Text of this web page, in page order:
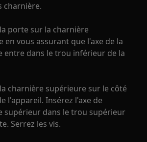
charnière.
porte sur la charnière
en vous assurant que l'axe de la
entre dans le trou inférieur de la
charnière supérieure sur le côté
l'appareil. Insérez l'axe de
supérieur dans le trou supérieur
Serrez les vis.